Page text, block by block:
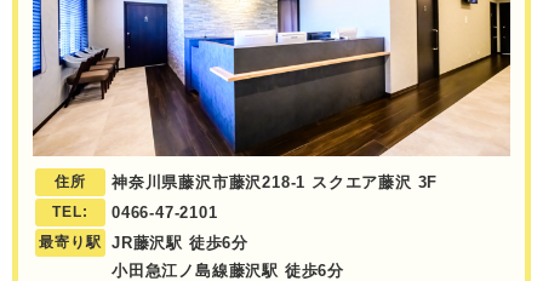
住所 神奈川県藤沢市藤沢218-1 スクエア藤沢 3F
TEL: 0466-47-2101
最寄り駅
JR藤沢駅 徒歩6分
小田急江ノ島線藤沢駅 徒歩6分